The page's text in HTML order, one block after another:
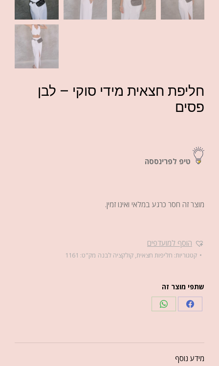
חליפת חצאית מידי סוקי – לבן
פסים
טיפ לפרינססה
מוצר זה חסר כרגע במלאי ואינו זמין.
הוסף למועדפים
קטגוריות: חליפות חצאית, קולקציה לבנה מק"ט: 1161
שתפי מוצר זה
מידע נוסף